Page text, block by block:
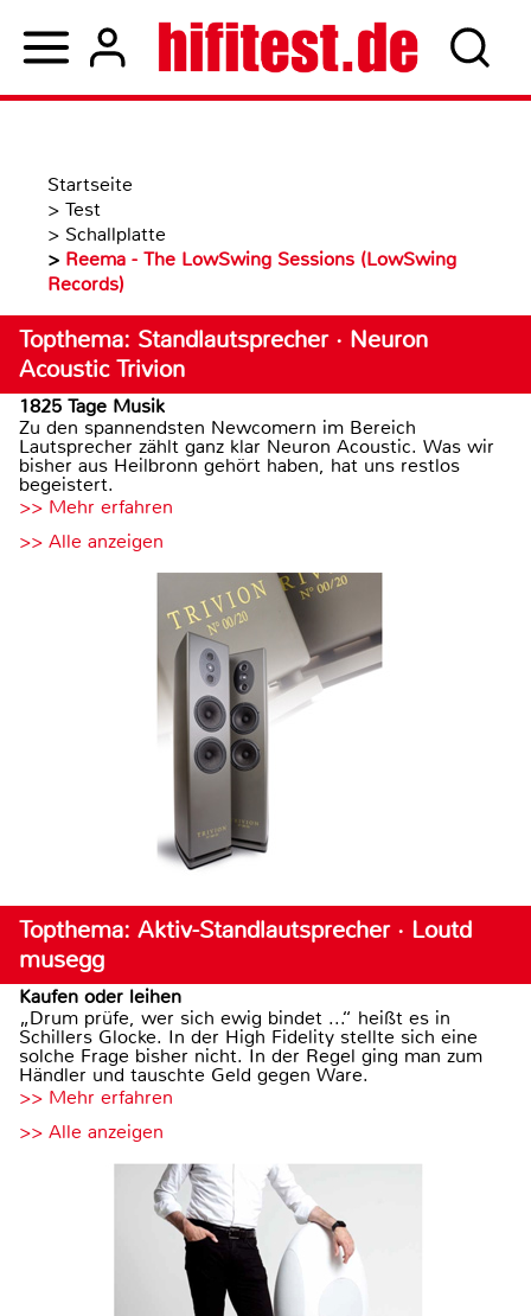
Startseite
> Test
> Schallplatte
> Reema - The LowSwing Sessions (LowSwing
Records)
Topthema: Standlautsprecher · Neuron
Acoustic Trivion
1825 Tage Musik
Zu den spannendsten Newcomern im Bereich
Lautsprecher zählt ganz klar Neuron Acoustic. Was wir
bisher aus Heilbronn gehört haben, hat uns restlos
begeistert.
>> Mehr erfahren
>> Alle anzeigen
Topthema: Aktiv-Standlautsprecher · Loutd
musegg
Kaufen oder leihen
„Drum prüfe, wer sich ewig bindet ...“ heißt es in
Schillers Glocke. In der High Fidelity stellte sich eine
solche Frage bisher nicht. In der Regel ging man zum
Händler und tauschte Geld gegen Ware.
>> Mehr erfahren
>> Alle anzeigen